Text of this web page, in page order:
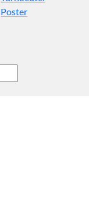
Poster